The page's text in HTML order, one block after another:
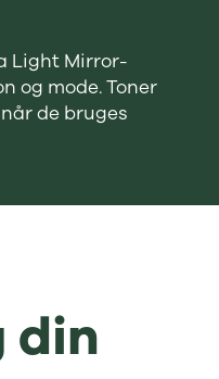
Light Mirror-
og mode. Toner
de bruges
din